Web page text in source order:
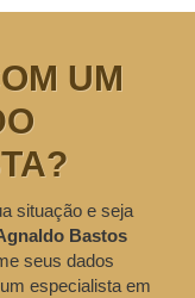
UM
situação e seja
Bastos
seus dados
especialista em